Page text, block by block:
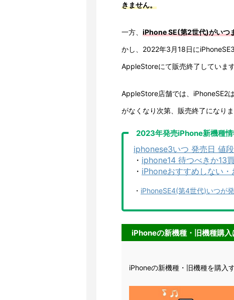
きません。
一方、 iPhone SE(第2世代)がいつ
かし、2022年3月18日に
AppleStoreにて販売終了していま
AppleStore店舗では、iPhoneSE2
がなくなり次第、販売終了になり
2023年発売iPhone新機種情
iphonese3いつ 発売日 値
・ iphone14 待つべきか13
・ iPhoneおすすめしない
・ iPhoneSE4(第4世代)いつが
iPhoneの新機種・旧機種購
iPhoneの新機種・旧機種を購入